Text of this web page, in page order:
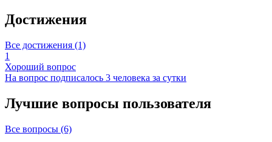
Достижения
Все достижения (1)
1
Хороший вопрос
На вопрос подписалось 3 человека за сутки
Лучшие вопросы пользователя
Все вопросы (6)